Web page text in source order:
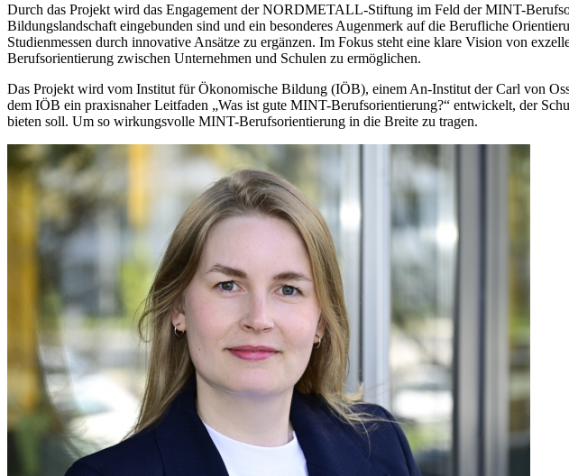
Durch das Projekt wird das Engagement der NORDMETALL-Stiftung im Feld der MINT-
Bildungslandschaft eingebunden sind und ein besonderes Augenmerk auf die Berufliche
Studienmessen durch innovative Ansätze zu ergänzen. Im Fokus steht eine klare Vision von
Berufsorientierung zwischen Unternehmen und Schulen zu ermöglichen.
Das Projekt wird vom Institut für Ökonomische Bildung (IÖB), einem An-Institut der Carl von
dem IÖB ein praxisnaher Leitfaden „Was ist gute MINT-Berufsorientierung?“ entwickelt, der
bieten soll. Um so wirkungsvolle MINT-Berufsorientierung in die Breite zu tragen.